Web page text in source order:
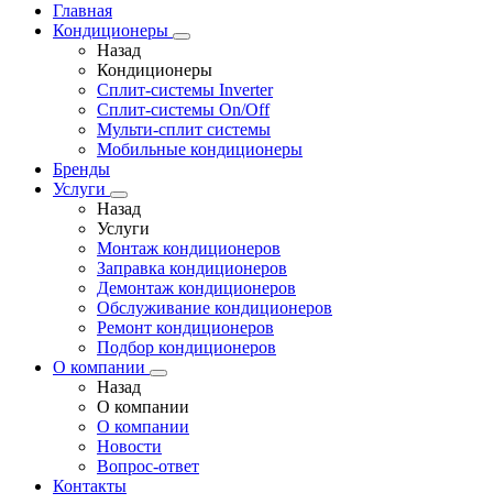
Главная
Кондиционеры
Назад
Кондиционеры
Сплит-системы Inverter
Сплит-системы On/Off
Мульти-сплит системы
Мобильные кондиционеры
Бренды
Услуги
Назад
Услуги
Монтаж кондиционеров
Заправка кондиционеров
Демонтаж кондиционеров
Обслуживание кондиционеров
Ремонт кондиционеров
Подбор кондиционеров
О компании
Назад
О компании
О компании
Новости
Вопрос-ответ
Контакты